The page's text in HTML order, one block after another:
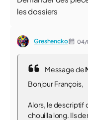
les dossiers
Greshencko 04/
Message de
Bonjour François,
Alors, le descriptif
chouilla long. Ils